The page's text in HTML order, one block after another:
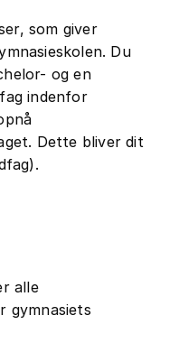
som giver
Du
og en
indenfor
Dette bliver dit
alle
gymnasiets